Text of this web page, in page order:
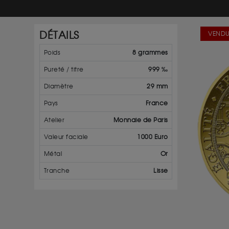
DÉTAILS
Poids 8 grammes
Pureté / titre 999 ‰
Diamètre 29 mm
Pays France
Atelier Monnaie de Paris
Valeur faciale 1000 Euro
Métal Or
Tranche Lisse